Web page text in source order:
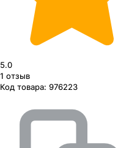
5.0
1 отзыв
Код товара: 976223